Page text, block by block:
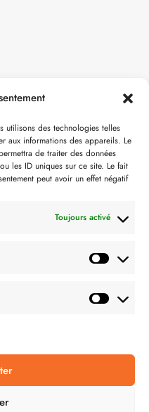
utilisons des technologies telles
aux informations des appareils. Le
de traiter des données
les ID uniques sur ce site. Le fait
peut avoir un effet négatif
Toujours activé
DE VENTES